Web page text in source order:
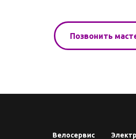
Позвонить
Велосервис